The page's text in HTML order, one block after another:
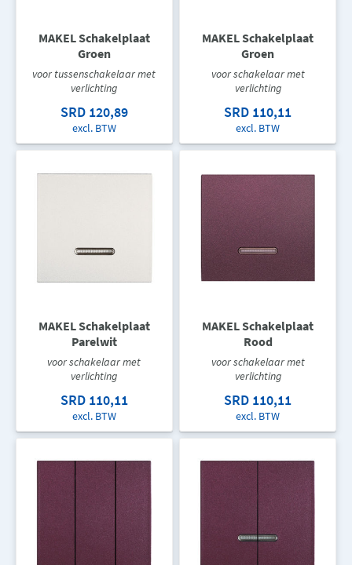
MAKEL Schakelplaat
Groen
voor tussenschakelaar met
verlichting
SRD 120,89
excl. BTW
MAKEL Schakelplaat
Groen
voor schakelaar met
verlichting
SRD 110,11
excl. BTW
MAKEL Schakelplaat
Parelwit
voor schakelaar met
verlichting
SRD 110,11
excl. BTW
MAKEL Schakelplaat
Rood
voor schakelaar met
verlichting
SRD 110,11
excl. BTW